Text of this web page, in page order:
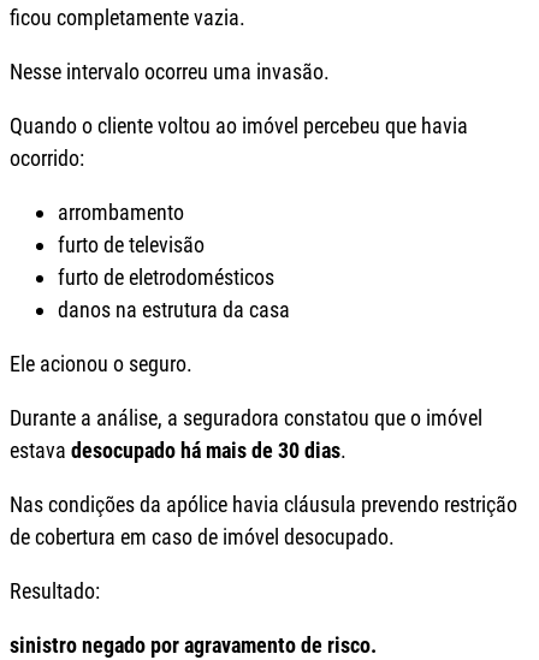
ficou completamente vazia.
Nesse intervalo ocorreu uma invasão.
Quando o cliente voltou ao imóvel percebeu que havia
ocorrido:
arrombamento
furto de televisão
furto de eletrodomésticos
danos na estrutura da casa
Ele acionou o seguro.
Durante a análise, a seguradora constatou que o imóvel
estava desocupado há mais de 30 dias.
Nas condições da apólice havia cláusula prevendo restrição
de cobertura em caso de imóvel desocupado.
Resultado:
sinistro negado por agravamento de risco.